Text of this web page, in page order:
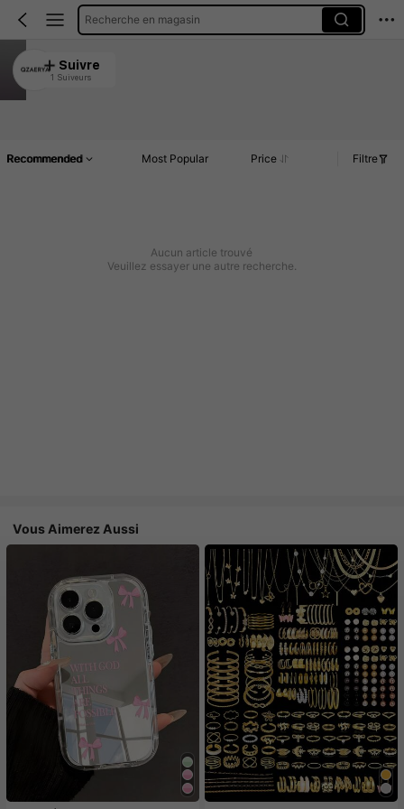
Recherche en magasin
QZAERYA
5.00
Suivre
1 Suiveurs
Recommended Most Popular Price Filtre
Aucun article trouvé
Veuillez essayer une autre recherche.
Vous Aimerez Aussi